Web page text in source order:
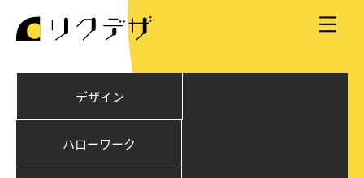
デザイン
ハローワーク